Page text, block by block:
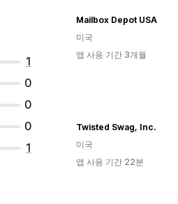
1
0
0
0
1
Mailbox Depot USA
미국
앱 사용 기간 3개월
Twisted Swag, Inc.
미국
앱 사용 기간 22분